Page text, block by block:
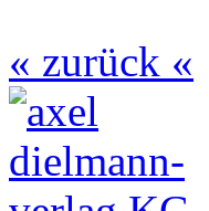
« zurück «